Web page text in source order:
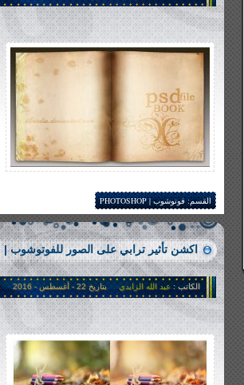
القسم:فوتوشوب | PHOTOSHOP
اكشن تأثير ترابي على الصور للفوتوشوب | Action
الكاتب : عبد الله الزايدي بتاريخ 22 - أغسطس - 2016